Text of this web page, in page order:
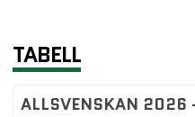
TABELL
ALLSVENSKAN 2026